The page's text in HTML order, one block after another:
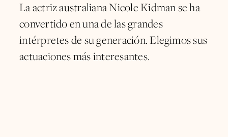
La actriz australiana Nicole Kidman se ha
convertido en una de las grandes
intérpretes de su generación. Elegimos sus
actuaciones más interesantes.